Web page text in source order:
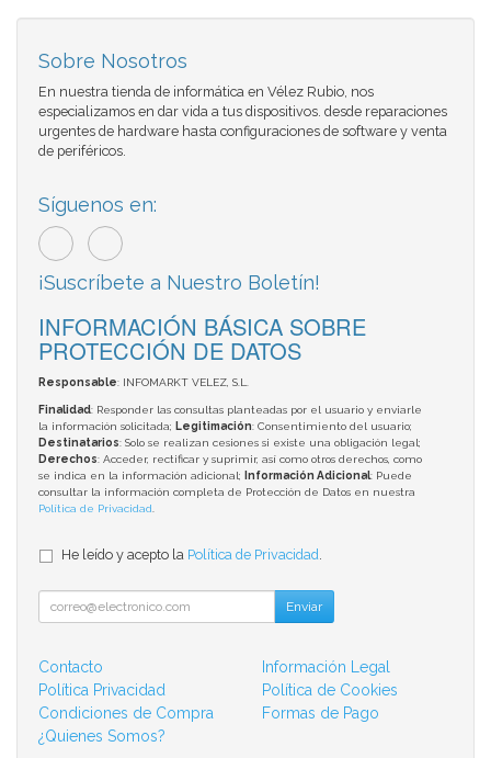
Sobre Nosotros
En nuestra tienda de informática en Vélez Rubio, nos
especializamos en dar vida a tus dispositivos. desde reparaciones
urgentes de hardware hasta configuraciones de software y venta
de periféricos.
Síguenos en:
¡Suscríbete a Nuestro Boletín!
INFORMACIÓN BÁSICA SOBRE
PROTECCIÓN DE DATOS
Responsable: INFOMARKT VELEZ, S.L.
Finalidad: Responder las consultas planteadas por el usuario y enviarle
la información solicitada; Legitimación: Consentimiento del usuario;
Destinatarios: Solo se realizan cesiones si existe una obligación legal;
Derechos: Acceder, rectificar y suprimir, así como otros derechos, como
se indica en la información adicional;
Información Adicional: Puede
consultar la información completa de Protección de Datos en nuestra
Política de Privacidad
He leído y acepto la Política de Privacidad
Enviar
Contacto
Información Legal
Política Privacidad
Política de Cookies
Condiciones de Compra
Formas de Pago
¿Quienes Somos?